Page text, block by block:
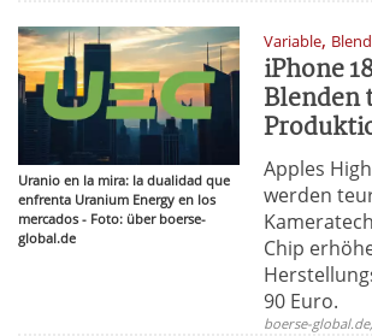
Uranio en la mira: la dualidad que
enfrenta Uranium Energy en los
mercados - Foto: über boerse-
global.de
Variable,
iPhone
Blenden
Apples
werden
Chip
90 Euro.
boerse-